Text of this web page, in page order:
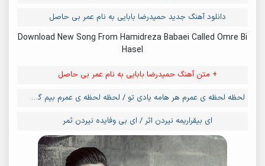
دانلود آهنگ جدید حمیدرضا بابایی به نام عمر بی حاصل
Download New Song From Hamidreza Babaei Called Omre Bi
Hasel
+ متن آهنگ حمیدرضا بابایی به نام عمر بی حاصل
لحظه لحظه ی عمرم هر هامه یادی تو / لحظه لحظه ی عمرم بیم گرفتار تو
ای بیقراریمه نیردن اثر / ای بی وفایده نیردن ثمر